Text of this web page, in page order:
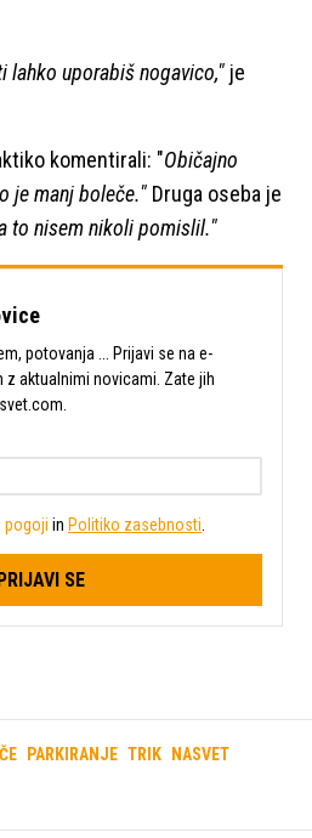
lahko uporabiš nogavico," je
komentirali: "Običajno
je manj boleče." Druga oseba je
to nisem nikoli pomislil."
potovanja ... Prijavi se na e-
z aktualnimi novicami. Zate jih
pogoji in Politiko zasebnosti
SE
PARKIRANJE TRIK NASVET